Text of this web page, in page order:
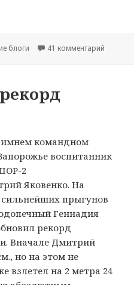
блоги 41 комментарий
командном
воспитанник
2
Яковенко. На
сильнейших прыгунов
Геннадия
рекорд
Вначале Дмитрий
но на этом не
взлетел на 2 метра 24